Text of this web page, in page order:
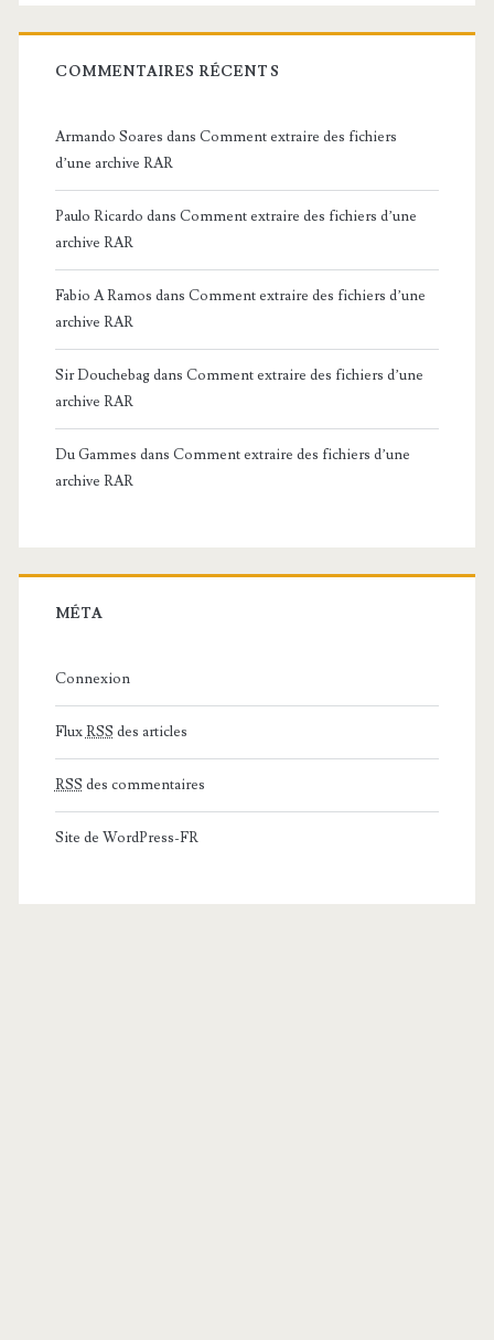
COMMENTAIRES RÉCENTS
Armando Soares dans Comment extraire des fichiers
d’une archive RAR
Paulo Ricardo dans Comment extraire des fichiers d’une
archive RAR
Fabio A Ramos dans Comment extraire des fichiers d’une
archive RAR
Sir Douchebagdans Comment extraire des fichiers d’une
archive RAR
Du Gammes dans Comment extraire des fichiers d’une
archive RAR
MÉTA
Connexion
FluxRSS des articles
RSS des commentaires
Site de WordPress-FR